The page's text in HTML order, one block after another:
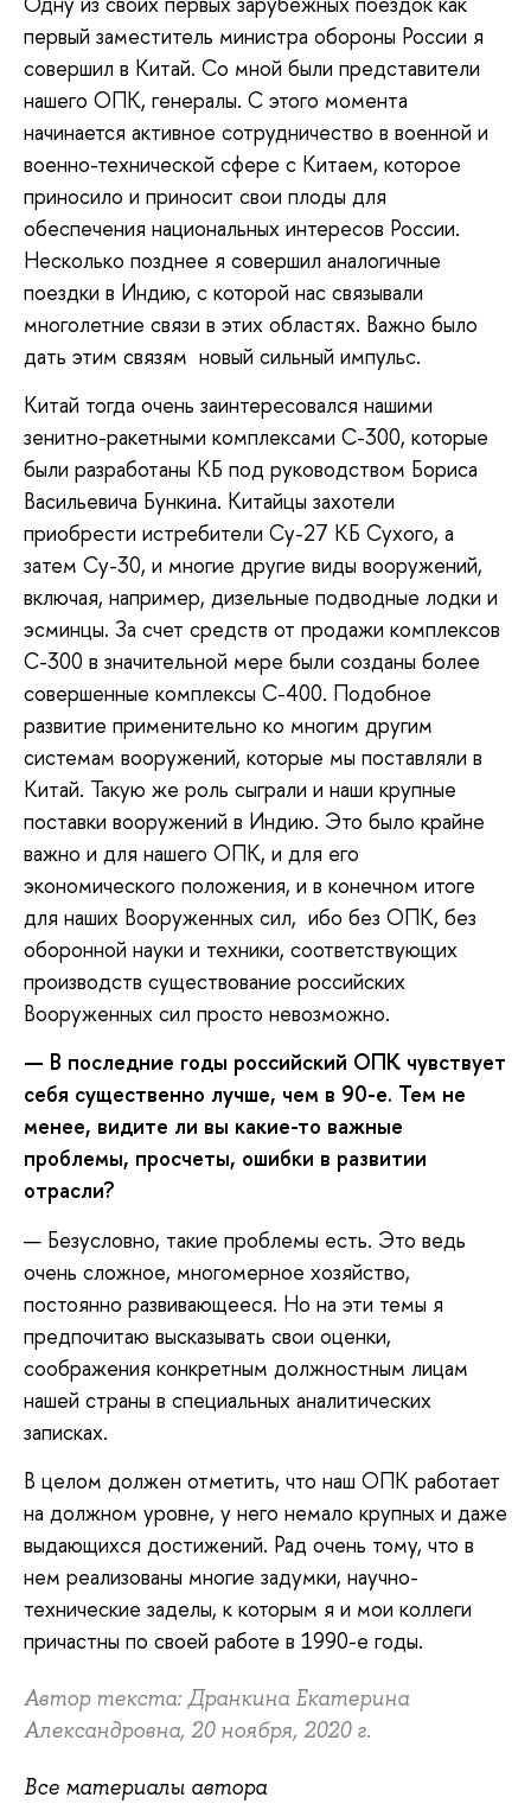
первый заместитель министра обороны России я
совершил в Китай. Со мной были представители
нашего ОПК, генералы. С этого момента
начинается активное сотрудничество в военной и
военно-технической сфере с Китаем, которое
приносило и приносит свои плоды для
обеспечения национальных интересов России.
Несколько позднее я совершил аналогичные
поездки в Индию, с которой нас связывали
многолетние связи в этих областях. Важно было
дать этим связям новый сильный импульс.
Китай тогда очень заинтересовался нашими
зенитно-ракетными комплексами С-300, которые
были разработаны КБ под руководством Бориса
Васильевича Бункина. Китайцы захотели
приобрести истребители Су-27 КБ Сухого, а
затем Су-30, и многие другие виды вооружений,
включая, например, дизельные подводные лодки и
эсминцы. За счет средств от продажи комплексов
С-300 в значительной мере были созданы более
совершенные комплексы С-400. Подобное
развитие применительно ко многим другим
системам вооружений, которые мы поставляли в
Китай. Такую же роль сыграли и наши крупные
поставки вооружений в Индию. Это было крайне
важно и для нашего ОПК, и для его
экономического положения, и в конечном итоге
для наших Вооруженных сил, ибо без ОПК, без
оборонной науки и техники, соответствующих
производств существование российских
Вооруженных сил просто невозможно.
— В последние годы российский ОПК чувствует
себя существенно лучше, чем в 90-е. Тем не
менее, видите ли вы какие-то важные
проблемы, просчеты, ошибки в развитии
отрасли?
— Безусловно, такие проблемы есть. Это ведь
очень сложное, многомерное хозяйство,
постоянно развивающееся. Но на эти темы я
предпочитаю высказывать свои оценки,
соображения конкретным должностным лицам
нашей страны в специальных аналитических
записках.
В целом должен отметить, что наш ОПК работает
на должном уровне, у него немало крупных и даже
выдающихся достижений. Рад очень тому, что в
нем реализованы многие задумки, научно-
технические заделы, к которым я и мои коллеги
причастны по своей работе в 1990-е годы.
Автор текста: Дранкина Екатерина
Александровна, 20 ноября, 2020 г.
Все материалы автора